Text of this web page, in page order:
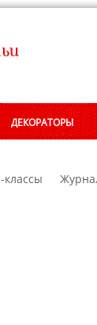
ДЕКОРАТОРЫ